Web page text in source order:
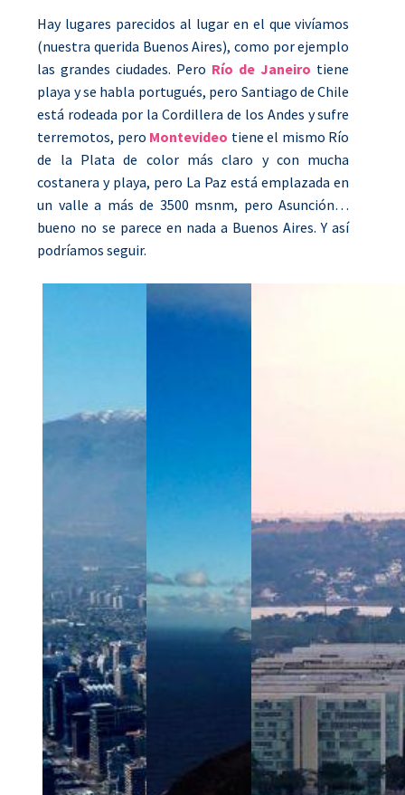
Hay lugares parecidos al lugar en el que vivíamos
(nuestra querida Buenos Aires), como por ejemplo
las grandes ciudades. Pero Río de Janeiro tiene
playa y se habla portugués, pero Santiago de Chile
está rodeada por la Cordillera de los Andes y sufre
terremotos, pero Montevideo tiene el mismo Río
de la Plata de color más claro y con mucha
costanera y playa, pero La Paz está emplazada en
un valle a más de 3500 msnm, pero Asunción…
bueno no se parece en nada a Buenos Aires. Y así
podríamos seguir.